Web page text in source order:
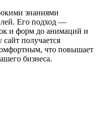
знаниями
Его подход —
и форм до анимаций и
получается
что повышает
бизнеса.